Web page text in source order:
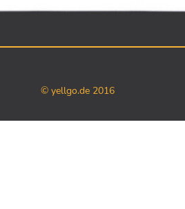
© yellgo.de 2016